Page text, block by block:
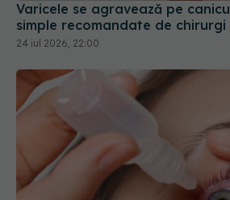
Varicele se agravează pe
simple recomandate de chirurgi
24 iul 2026, 22:00